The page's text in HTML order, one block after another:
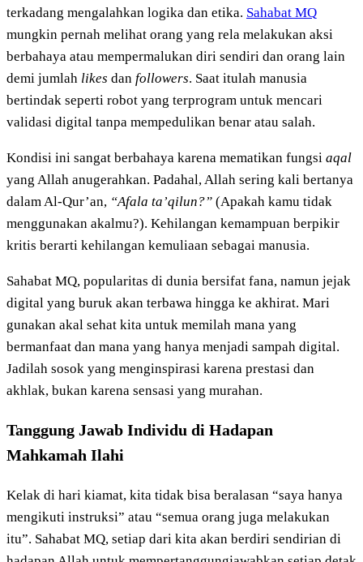
terkadang mengalahkan logika dan etika. Sahabat MQ
mungkin pernah melihat orang yang rela melakukan aksi
berbahaya atau mempermalukan diri sendiri dan orang lain
demi jumlah likes dan followers. Saat itulah manusia
bertindak seperti robot yang terprogram untuk mencari
validasi digital tanpa mempedulikan benar atau salah.
Kondisi ini sangat berbahaya karena mematikan fungsi aqal
yang Allah anugerahkan. Padahal, Allah sering kali bertanya
dalam Al-Qur’an, “Afala ta’qilun?” (Apakah kamu tidak
menggunakan akalmu?). Kehilangan kemampuan berpikir
kritis berarti kehilangan kemuliaan sebagai manusia.
Sahabat MQ, popularitas di dunia bersifat fana, namun jejak
digital yang buruk akan terbawa hingga ke akhirat. Mari
gunakan akal sehat kita untuk memilah mana yang
bermanfaat dan mana yang hanya menjadi sampah digital.
Jadilah sosok yang menginspirasi karena prestasi dan
akhlak, bukan karena sensasi yang murahan.
Tanggung Jawab Individu di Hadapan
Mahkamah Ilahi
Kelak di hari kiamat, kita tidak bisa beralasan “saya hanya
mengikuti instruksi” atau “semua orang juga melakukan
itu”. Sahabat MQ, setiap dari kita akan berdiri sendirian di